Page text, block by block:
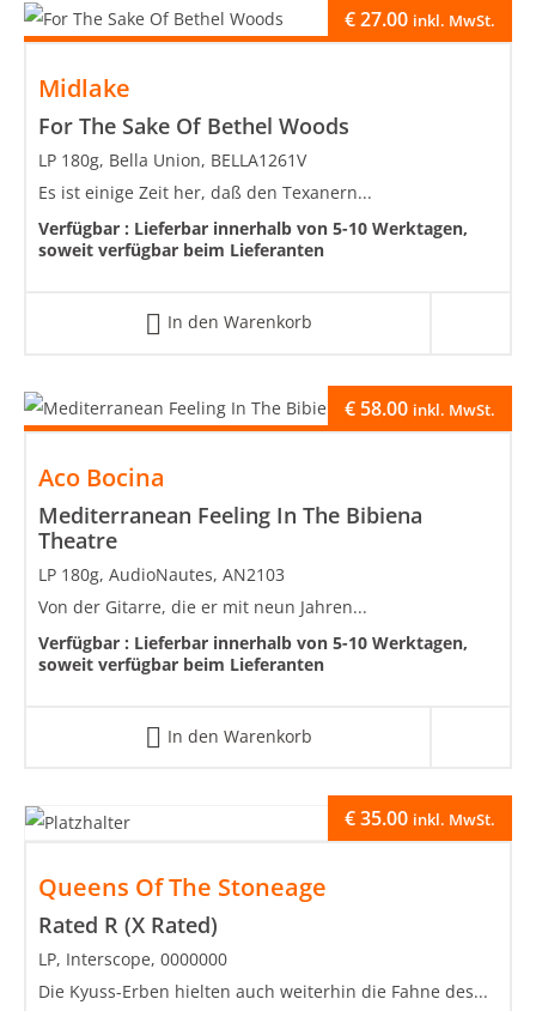
Midlake
For The Sake Of Bethel Woods
€27.00 inkl. MwSt.
LP 180g, Bella Union, BELLA1261V
Es ist einige Zeit her, daß den Texanern...
Verfügbar : Lieferbar innerhalb von 5-10 Werktagen,
soweit verfügbar beim Lieferanten
In den Warenkorb
Aco Bocina
Mediterranean Feeling In The Bibiena
Theatre
€58.00 inkl. MwSt.
LP 180g, AudioNautes, AN2103
Von der Gitarre, die er mit neun Jahren...
Verfügbar : Lieferbar innerhalb von 5-10 Werktagen,
soweit verfügbar beim Lieferanten
In den Warenkorb
Queens Of The Stoneage
Rated R (X Rated)
€35.00 inkl. MwSt.
LP, Interscope, 0000000
Die Kyuss-Erben hielten auch weiterhin die Fahne des...